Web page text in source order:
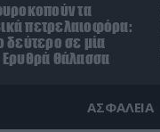
τα
πετρελαιοφόρα:
δεύτερο σε μία
Θάλασσα
ΑΣΦΑΛΕΙΑ